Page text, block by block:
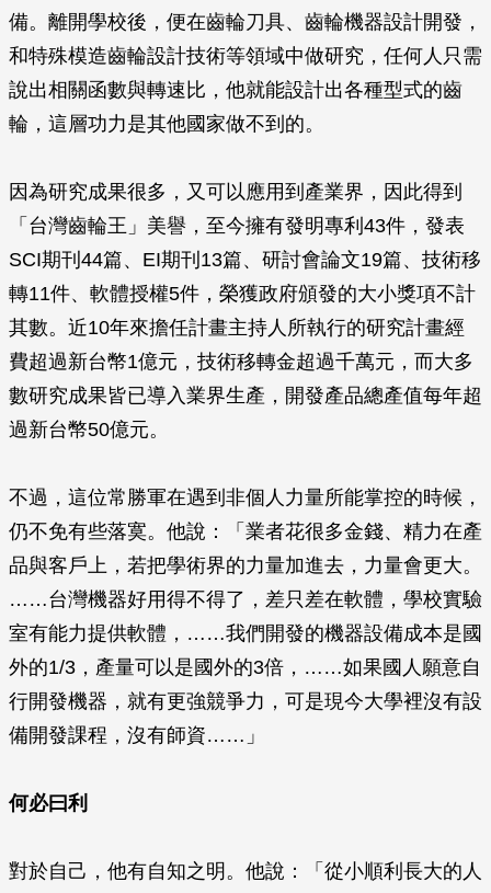
備。離開學校後，便在齒輪刀具、齒輪機器設計開發，
和特殊模造齒輪設計技術等領域中做研究，任何人只需
說出相關函數與轉速比，他就能設計出各種型式的齒
輪，這層功力是其他國家做不到的。
因為研究成果很多，又可以應用到產業界，因此得到
「台灣齒輪王」美譽，至今擁有發明專利43件，發表
SCI期刊44篇、EI期刊13篇、研討會論文19篇、技術移
轉11件、軟體授權5件，榮獲政府頒發的大小獎項不計
其數。近10年來擔任計畫主持人所執行的研究計畫經
費超過新台幣1億元，技術移轉金超過千萬元，而大多
數研究成果皆已導入業界生產，開發產品總產值每年超
過新台幣50億元。
不過，這位常勝軍在遇到非個人力量所能掌控的時候，
仍不免有些落寞。他說：「業者花很多金錢、精力在產
品與客戶上，若把學術界的力量加進去，力量會更大。
……台灣機器好用得不得了，差只差在軟體，學校實驗
室有能力提供軟體，……我們開發的機器設備成本是國
外的1/3，產量可以是國外的3倍，……如果國人願意自
行開發機器，就有更強競爭力，可是現今大學裡沒有設
備開發課程，沒有師資……」
何必曰利
對於自己，他有自知之明。他說：「從小順利長大的人